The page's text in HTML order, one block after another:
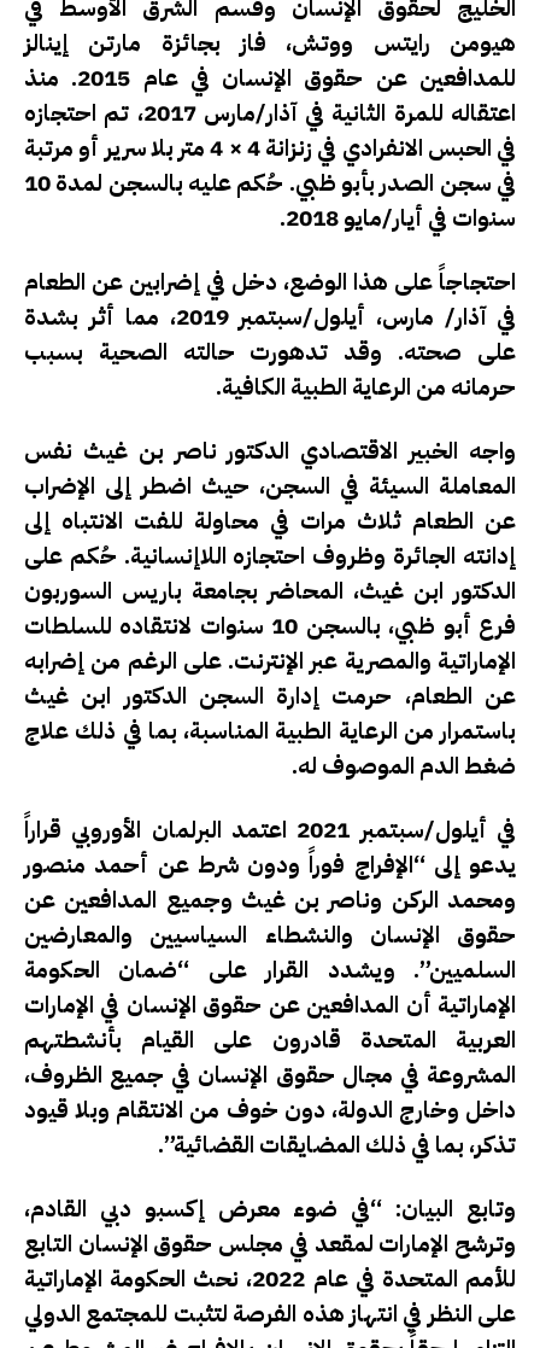
الخليج لحقوق الإنسان وقسم الشرق الأوسط في
هيومن رايتس ووتش، فاز بجائزة مارتن إينالز
للمدافعين عن حقوق الإنسان في عام 2015. منذ
اعتقاله للمرة الثانية في آذار/مارس 2017، تم احتجازه
في الحبس الانفرادي في زنزانة 4 × 4 متر بلا سرير أو مرتبة
في سجن الصدر بأبو ظبي. حُكم عليه بالسجن لمدة 10
سنوات في أيار/مايو 2018.
احتجاجاً على هذا الوضع، دخل في إضرابين عن الطعام
في آذار/ مارس، أيلول/سبتمبر 2019، مما أثر بشدة
على صحته. وقد تدهورت حالته الصحية بسبب
حرمانه من الرعاية الطبية الكافية.
واجه الخبير الاقتصادي الدكتور ناصر بن غيث نفس
المعاملة السيئة في السجن، حيث اضطر إلى الإضراب
عن الطعام ثلاث مرات في محاولة للفت الانتباه إلى
إدانته الجائرة وظروف احتجازه اللاإنسانية. حُكم على
الدكتور ابن غيث، المحاضر بجامعة باريس السوربون
فرع أبو ظبي، بالسجن 10 سنوات لانتقاده للسلطات
الإماراتية والمصرية عبر الإنترنت. على الرغم من إضرابه
عن الطعام، حرمت إدارة السجن الدكتور ابن غيث
باستمرار من الرعاية الطبية المناسبة، بما في ذلك علاج
ضغط الدم الموصوف له.
في أيلول/سبتمبر 2021 اعتمد البرلمان الأوروبي قراراً
يدعو إلى “الإفراج فوراً ودون شرط عن أحمد منصور
ومحمد الركن وناصر بن غيث وجميع المدافعين عن
حقوق الإنسان والنشطاء السياسيين والمعارضين
السلميين”. ويشدد القرار على “ضمان الحكومة
الإماراتية أن المدافعين عن حقوق الإنسان في الإمارات
العربية المتحدة قادرون على القيام بأنشطتهم
المشروعة في مجال حقوق الإنسان في جميع الظروف،
داخل وخارج الدولة، دون خوف من الانتقام وبلا قيود
تذكر، بما في ذلك المضايقات القضائية”.
وتابع البيان: “في ضوء معرض إكسبو دبي القادم،
وترشح الإمارات لمقعد في مجلس حقوق الإنسان التابع
للأمم المتحدة في عام 2022، نحث الحكومة الإماراتية
على النظر في انتهاز هذه الفرصة لتثبت للمجتمع الدولي